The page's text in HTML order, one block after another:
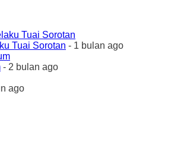
Tuai Sorotan - 1 bulan ago
- 2 bulan ago
ago